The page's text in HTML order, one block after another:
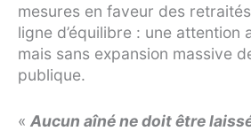
mesures en faveur des
ligne d’équilibre : une attention
mais sans expansion massive
publique.
« Aucun aîné ne doit être